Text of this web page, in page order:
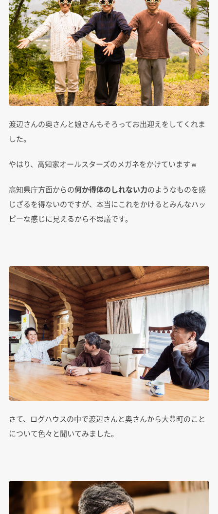
渡辺さんの奥さんと娘さんもそろってお出迎えをしてくれま
した。
やはり、高知家オールスターズのメガネをかけていますｗ
高知県庁方面からの何か得体のしれない力のようなものを感
じざるを得ないのですが、本当にこれをかけるとみんなハッ
ピーな感じに見えるから不思議です。
さて、ログハウスの中で渡辺さんと奥さんから大豊町のこと
について色々と聞いてみました。